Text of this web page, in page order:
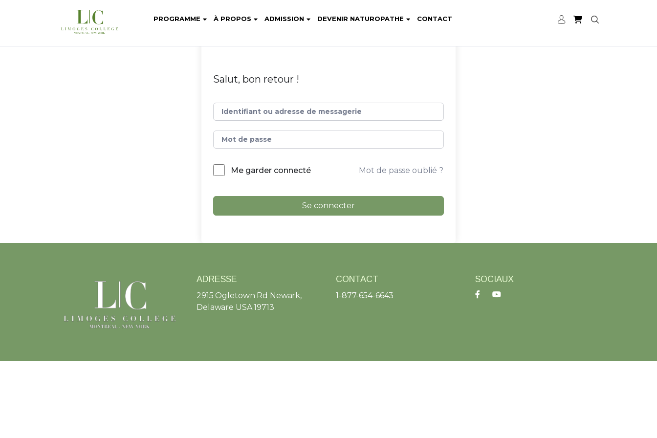
PROGRAMME À PROPOS ADMISSION DEVENIR NATUROPATHE CONTACT
Salut, bon retour !
Me garder connecté Mot de passe oublié ?
Se connecter
ADRESSE
2915 Ogletown Rd Newark,
Delaware USA 19713
CONTACT
1-877-654-6643
SOCIAUX